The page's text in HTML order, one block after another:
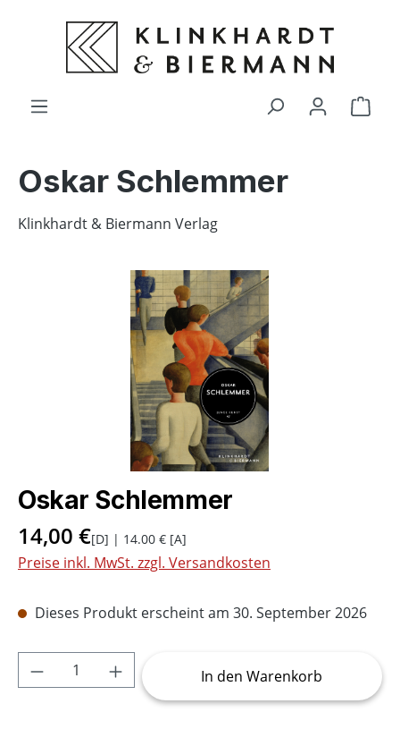
springen
Oskar Schlemmer
Klinkhardt & Biermann Verlag
Bildergalerie überspringen
Oskar Schlemmer
14,00 €[D] | 14.00 € [A]
Preise inkl. MwSt. zzgl. Versandkosten
Dieses Produkt erscheint am 30. September 2026
Produkt Anzahl: Gib den gewünschten
In den Warenkorb